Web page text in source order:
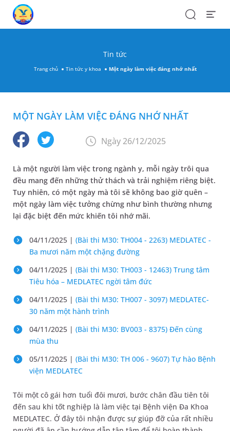
SearchOpen
Tin tức
Trang chủ Tin tức y khoa Một ngày làm việc đáng nhớ nhất
MỘT NGÀY LÀM VIỆC ĐÁNG NHỚ NHẤT
Ngày 26/12/2025
Là một người làm việc trong ngành y, mỗi ngày trôi qua
đều mang đến những thử thách và trải nghiệm riêng biệt.
Tuy nhiên, có một ngày mà tôi sẽ không bao giờ quên –
một ngày làm việc tưởng chừng như bình thường nhưng
lại đặc biệt đến mức khiến tôi nhớ mãi.
04/11/2025 | (Bài thi M30: TH004 - 2263) MEDLATEC -
Ba mươi năm một chặng đường
04/11/2025 | (Bài thi M30: TH003 - 12463) Trung tâm
Tiêu hóa – MEDLATEC ngời tâm đức
04/11/2025 | (Bài thi M30: TH007 - 3097) MEDLATEC-
30 năm một hành trình
04/11/2025 | (Bài thi M30: BV003 - 8375) Đến cùng
mùa thu
05/11/2025 | (Bài thi M30: TH 006 - 9607) Tự hào Bệnh
viện MEDLATEC
Tôi một cô gái hơn tuổi đôi mươi, bước chân đầu tiên tôi
đến sau khi tốt nghiệp là làm việc tại Bệnh viện Đa Khoa
MEDLATEC. Ở đây tôi nhận được sự giúp đỡ của rất nhiều